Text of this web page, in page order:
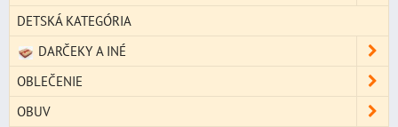
DETSKÁ KATEGÓRIA
DARČEKY A INÉ
OBLEČENIE
OBUV